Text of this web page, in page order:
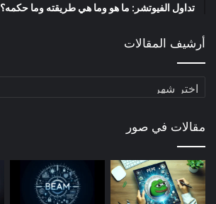
تداول الفيوتشر: ما هو وما هي طريقته وما حكمه؟
أرشيف المقالات
أرشيف
مقالات في صور